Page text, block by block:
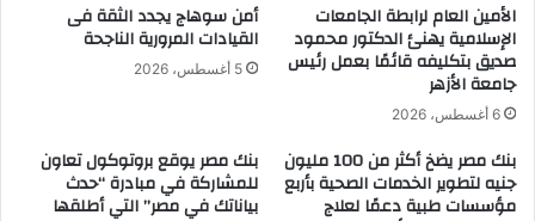
الأمين العام لرابطة الجامعات
الإسلامية يهنئ الدكتور محمود
صديق بتكليفه قائمًا بعمل رئيس
جامعة الأزهر
6 أغسطس، 2026
أمن سوهاج يجدد الثقة فى
القيادات المرورية الناجحة
5 أغسطس، 2026
بنك مصر يضخ أكثر من 100 مليون
جنيه لتطوير الخدمات الصحية بأربع
مؤسسات طبية دعمًا لعلاج
بنك مصر يوقع بروتوكول تعاون
للمشاركة في مبادرة “حدث
بياناتك في مصر” التي أطلقها